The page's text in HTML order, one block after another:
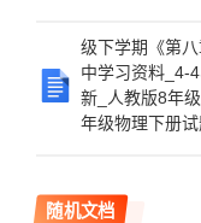
级下学期《第
中学习资料_4-
新_人教版8年
年级物理下册
随机文档